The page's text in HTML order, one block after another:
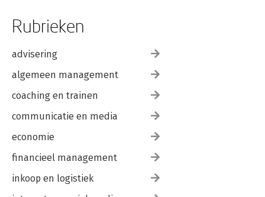
Rubrieken
advisering
algemeen management
coaching en trainen
communicatie en media
economie
financieel management
inkoop en logistiek